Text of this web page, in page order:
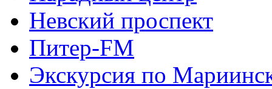
Невский проспект
Питер-FM
Экскурсия по